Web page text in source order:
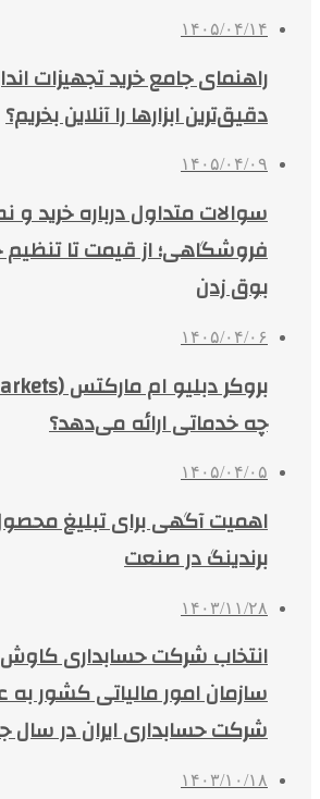
۱۴۰۵/۰۴/۱۴
راهنمای جامع خرید تجهیزات
دقیق‌ترین ابزارها را آنلاین بخریم؟
۱۴۰۵/۰۴/۰۹
سوالات متداول درباره خرید
فروشگاهی؛ از قیمت تا
بوق زدن
۱۴۰۵/۰۴/۰۶
چه خدماتی ارائه می‌دهد؟
۱۴۰۵/۰۴/۰۵
اهمیت آگهی برای تبلیغ
برندینگ در صنعت
۱۴۰۳/۱۱/۲۸
انتخاب شرکت حسابداری
سازمان امور مالیاتی کشور به
شرکت حسابداری ایران در سال
۱۴۰۳/۱۰/۱۸